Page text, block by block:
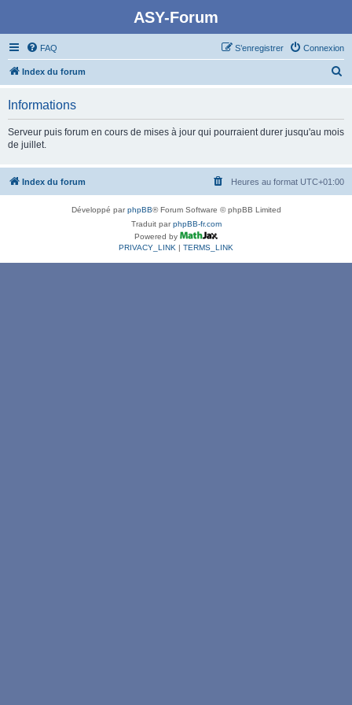
ASY-Forum
FAQ Connexion
S’enregistrer
Index du forum
c
Informations
Serveur puis forum en cours de mises à jour qui pourraient durer jusqu'au mois
de juillet.
Index du forum Heures au format UTC+01:00
Développé parphpBB® Forum Software © phpBB Limited
Traduit parphpBB-fr.com
Powered by
PRIVACY_LINK | TERMS_LINK